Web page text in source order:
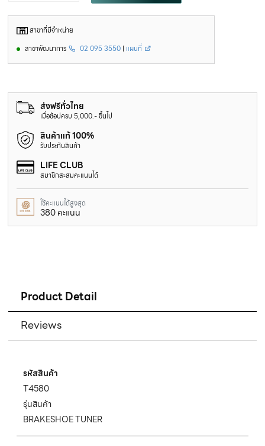
สาขาที่มีจำหน่าย
สาขาพัฒนาการ
02 095 3550| แผนที่
ส่งฟรีทั่วไทย
เมื่อช้อปครบ 5,000.- ขึ้นไป
สินค้าแท้ 100%
รับประกันสินค้า
LIFE CLUB
สมาชิกสะสมคะแนนได้
ใช้คะแนนได้สูงสุด
380 คะแนน
Product Detail
Reviews
รหัสสินค้า
T4580
รุ่นสินค้า
BRAKESHOE TUNER